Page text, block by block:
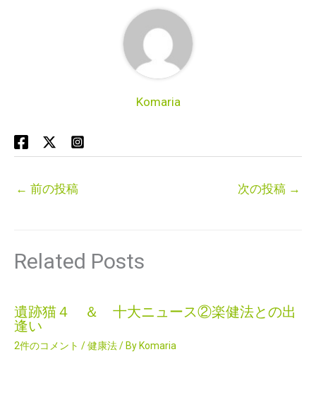
Komaria
← 前の投稿 次の投稿 →
Related Posts
遺跡猫４ ＆ 十大ニュース②楽健法との出
逢い
2件のコメント /健康法/ By Komaria